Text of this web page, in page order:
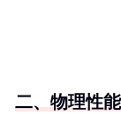
二、物理性